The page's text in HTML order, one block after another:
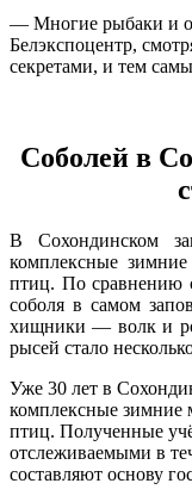
— Многие рыбаки и
Белэкспоцентр,
секретами, и тем
Соболей в
В Сохондинском
комплексные
птиц. По сравнению
соболя в самом
хищники — волк и
рысей стало
Уже 30 лет в
комплексные
птиц. Полученные
отслеживаемыми в
составляют основу